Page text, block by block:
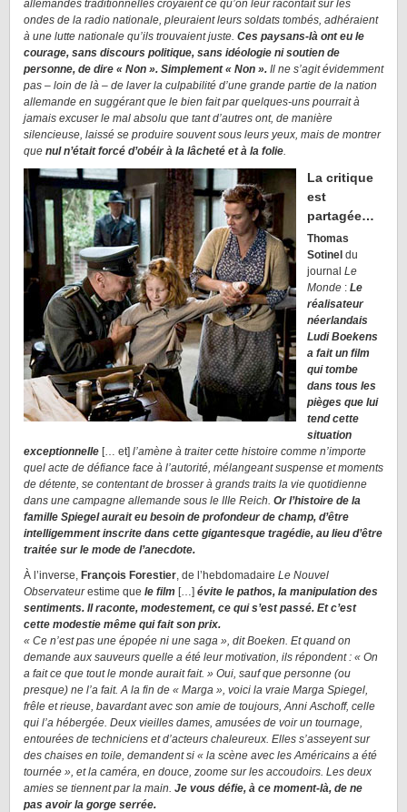
allemandes traditionnelles croyaient ce qu’on leur racontait sur les
ondes de la radio nationale, pleuraient leurs soldats tombés, adhéraient
à une lutte nationale qu’ils trouvaient juste. Ces paysans-là ont eu le
courage, sans discours politique, sans idéologie ni soutien de
personne, de dire « Non ». Simplement « Non ». Il ne s’agit évidemment
pas – loin de là – de laver la culpabilité d’une grande partie de la nation
allemande en suggérant que le bien fait par quelques-uns pourrait à
jamais excuser le mal absolu que tant d’autres ont, de manière
silencieuse, laissé se produire souvent sous leurs yeux, mais de montrer
que nul n’était forcé d’obéir à la lâcheté et à la folie.
La critique
est
partagée…
Thomas
Sotinel du
journal Le
Monde : Le
réalisateur
néerlandais
Ludi Boekens
a fait un film
qui tombe
dans tous les
pièges que lui
tend cette
situation
exceptionnelle [… et] l’amène à traiter cette histoire comme n’importe
quel acte de défiance face à l’autorité, mélangeant suspense et moments
de détente, se contentant de brosser à grands traits la vie quotidienne
dans une campagne allemande sous le IIIe Reich. Or l’histoire de la
famille Spiegel aurait eu besoin de profondeur de champ, d’être
intelligemment inscrite dans cette gigantesque tragédie, au lieu d’être
traitée sur le mode de l’anecdote.
À l’inverse, François Forestier, de l’hebdomadaire Le Nouvel
Observateurestime que le film […] évite le pathos, la manipulation des
sentiments. Il raconte, modestement, ce qui s’est passé. Et c’est
cette modestie même qui fait son prix.
« Ce n’est pas une épopée ni une saga », dit Boeken. Et quand on
demande aux sauveurs quelle a été leur motivation, ils répondent : « On
a fait ce que tout le monde aurait fait. » Oui, sauf que personne (ou
presque) ne l’a fait. A la fin de « Marga », voici la vraie Marga Spiegel,
frêle et rieuse, bavardant avec son amie de toujours, Anni Aschoff, celle
qui l’a hébergée. Deux vieilles dames, amusées de voir un tournage,
entourées de techniciens et d’acteurs chaleureux. Elles s’asseyent sur
des chaises en toile, demandent si « la scène avec les Américains a été
tournée », et la caméra, en douce, zoome sur les accoudoirs. Les deux
amies se tiennent par la main. Je vous défie, à ce moment-là, de ne
pas avoir la gorge serrée.